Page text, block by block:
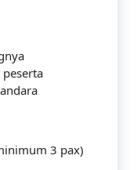
3 pax)